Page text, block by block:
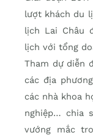
lượt khách du
lịch Lai Châu
lịch với tổng
Tham dự diễn
các địa
các nhà khoa
nghiệp… chia
vướng mắc